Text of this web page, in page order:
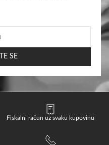
SE
Fiskalni račun uz svaku kupovinu